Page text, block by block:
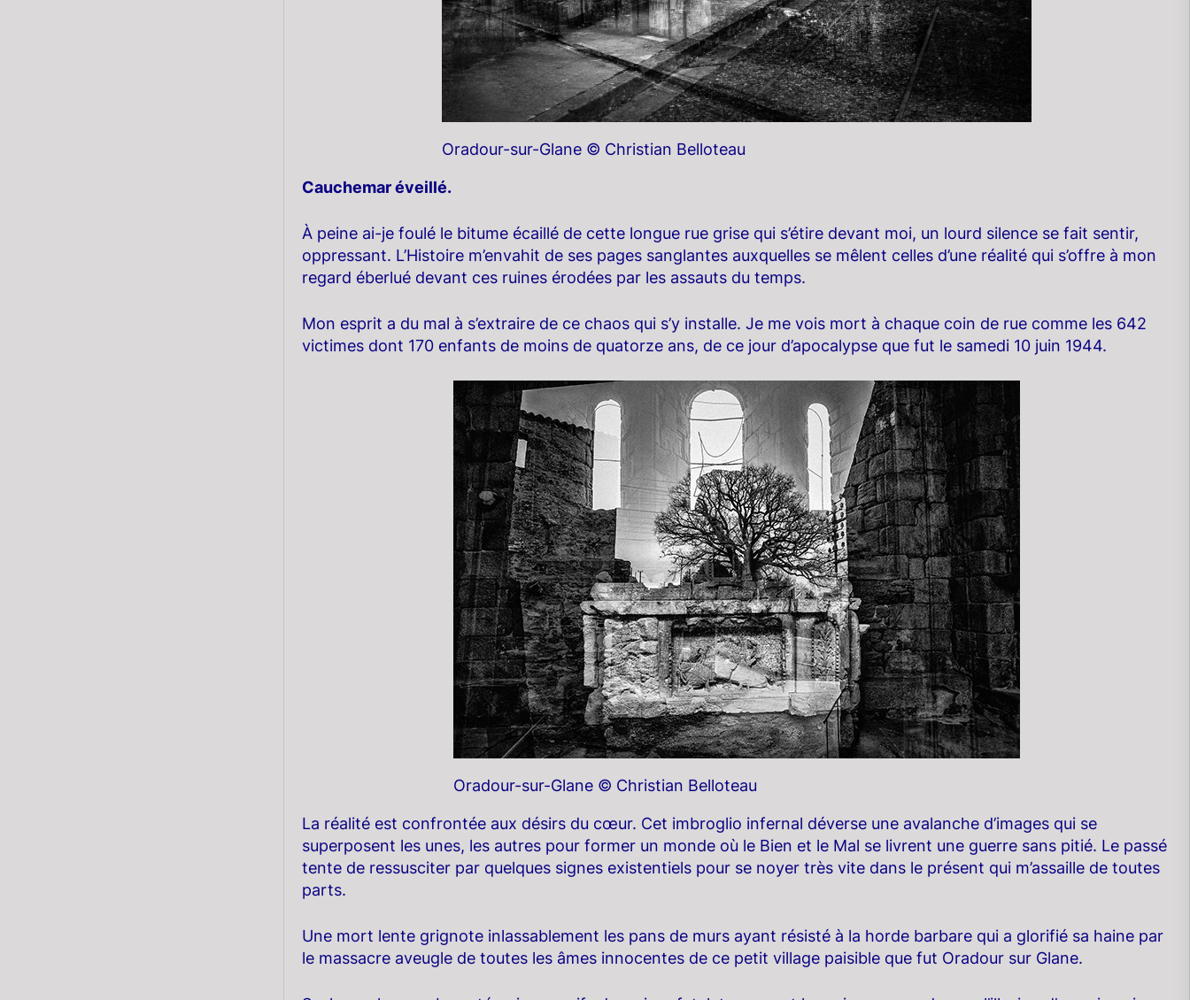
Oradour-sur-Glane © Christian Belloteau
Cauchemar éveillé.
À peine ai-je foulé le bitume écaillé de cette longue rue grise qui s’étire devant moi, un lourd silence se fait sentir,
oppressant. L’Histoire m’envahit de ses pages sanglantes auxquelles se mêlent celles d’une réalité qui s’offre à mon
regard éberlué devant ces ruines érodées par les assauts du temps.
Mon esprit a du mal à s’extraire de ce chaos qui s’y installe. Je me vois mort à chaque coin de rue comme les 642
victimes dont 170 enfants de moins de quatorze ans, de ce jour d’apocalypse que fut le samedi 10 juin 1944.
Oradour-sur-Glane © Christian Belloteau
La réalité est confrontée aux désirs du cœur. Cet imbroglio infernal déverse une avalanche d’images qui se
superposent les unes, les autres pour former un monde où le Bien et le Mal se livrent une guerre sans pitié. Le passé
tente de ressusciter par quelques signes existentiels pour se noyer très vite dans le présent qui m’assaille de toutes
parts.
Une mort lente grignote inlassablement les pans de murs ayant résisté à la horde barbare qui a glorifié sa haine par
le massacre aveugle de toutes les âmes innocentes de ce petit village paisible que fut Oradour sur Glane.